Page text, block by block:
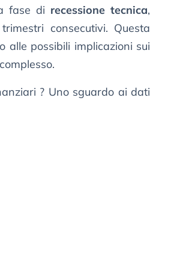
fase di recessione tecnica,
consecutivi. Questa
alle possibili implicazioni sui
? Uno sguardo ai dati